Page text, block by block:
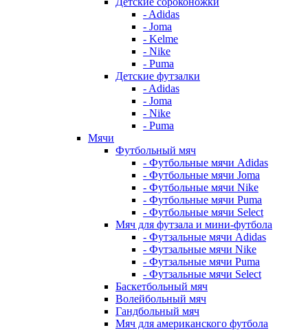
- Adidas
- Joma
- Kelme
- Nike
- Puma
Детские футзалки
- Adidas
- Joma
- Nike
- Puma
Мячи
Футбольный мяч
- Футбольные мячи Adidas
- Футбольные мячи Joma
- Футбольные мячи Nike
- Футбольные мячи Puma
- Футбольные мячи Select
Мяч для футзала и мини-футбола
- Футзальные мячи Adidas
- Футзальные мячи Nike
- Футзальные мячи Puma
- Футзальные мячи Select
Баскетбольный мяч
Волейбольный мяч
Гандбольный мяч
Мяч для американского футбола